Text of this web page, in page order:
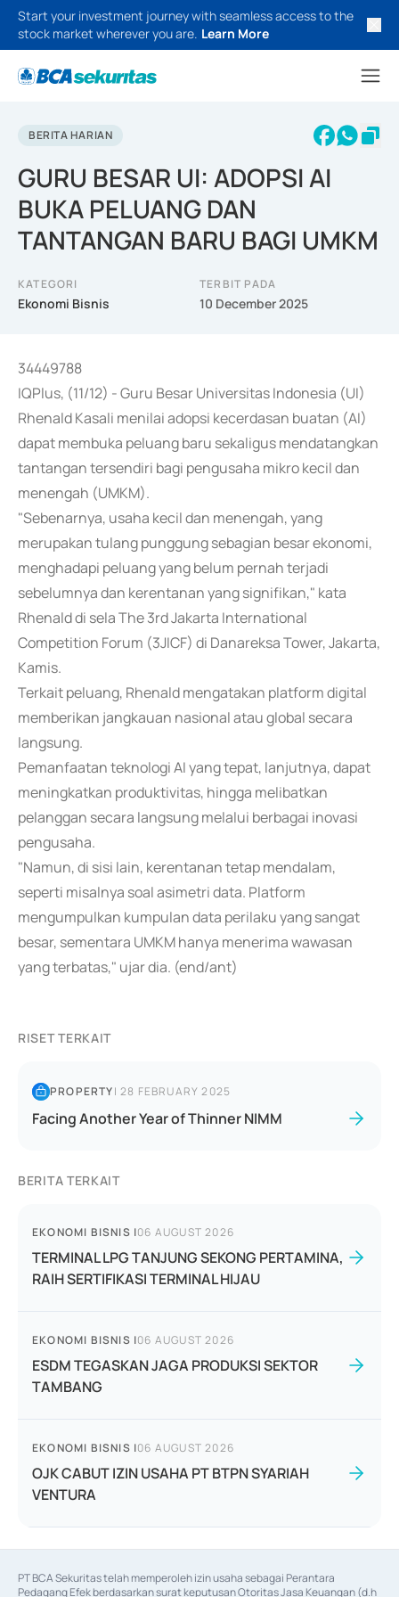
Start your investment journey with seamless access to the
stock market wherever you are. Learn More
BERITA HARIAN
GURU BESAR UI: ADOPSI AI
BUKA PELUANG DAN
TANTANGAN BARU BAGI UMKM
KATEGORI
Ekonomi Bisnis
TERBIT PADA
10 December 2025
34449788
IQPlus, (11/12) - Guru Besar Universitas Indonesia (UI)
Rhenald Kasali menilai adopsi kecerdasan buatan (AI)
dapat membuka peluang baru sekaligus mendatangkan
tantangan tersendiri bagi pengusaha mikro kecil dan
menengah (UMKM).
"Sebenarnya, usaha kecil dan menengah, yang
merupakan tulang punggung sebagian besar ekonomi,
menghadapi peluang yang belum pernah terjadi
sebelumnya dan kerentanan yang signifikan," kata
Rhenald di sela The 3rd Jakarta International
Competition Forum (3JICF) di Danareksa Tower, Jakarta,
Kamis.
Terkait peluang, Rhenald mengatakan platform digital
memberikan jangkauan nasional atau global secara
langsung.
Pemanfaatan teknologi AI yang tepat, lanjutnya, dapat
meningkatkan produktivitas, hingga melibatkan
pelanggan secara langsung melalui berbagai inovasi
pengusaha.
"Namun, di sisi lain, kerentanan tetap mendalam,
seperti misalnya soal asimetri data. Platform
mengumpulkan kumpulan data perilaku yang sangat
besar, sementara UMKM hanya menerima wawasan
yang terbatas," ujar dia. (end/ant)
RISET TERKAIT
PROPERTY|28 FEBRUARY 2025
Facing Another Year of Thinner NIMM
BERITA TERKAIT
EKONOMI BISNIS |06 AUGUST 2026
TERMINAL LPG TANJUNG SEKONG PERTAMINA,
RAIH SERTIFIKASI TERMINAL HIJAU
EKONOMI BISNIS |06 AUGUST 2026
ESDM TEGASKAN JAGA PRODUKSI SEKTOR
TAMBANG
EKONOMI BISNIS |06 AUGUST 2026
OJK CABUT IZIN USAHA PT BTPN SYARIAH
VENTURA
PT BCA Sekuritas telah memperoleh izin usaha sebagai Perantara
Pedagang Efek berdasarkan surat keputusan Otoritas Jasa Keuangan (d.h